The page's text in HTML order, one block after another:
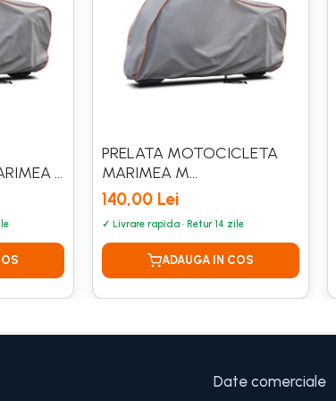
S
PRELATA MOTOCICLETA
MARIMEA M
225X104X123CM
140,00 Lei
Date comerciale